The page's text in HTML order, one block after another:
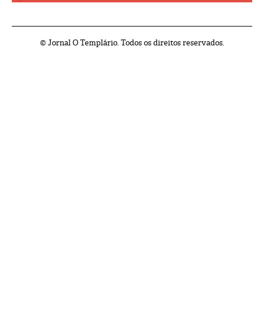
© Jornal O Templário. Todos os direitos reservados.